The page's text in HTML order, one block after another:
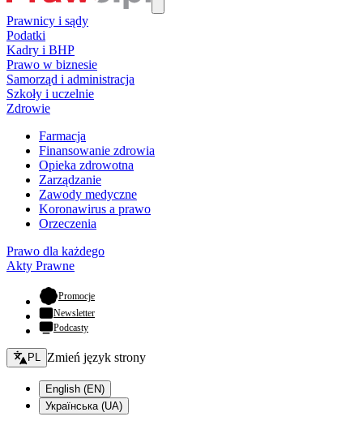
Prawnicy i sądy
Podatki
Kadry i BHP
Prawo w biznesie
Samorząd i administracja
Szkoły i uczelnie
Zdrowie
Farmacja
Finansowanie zdrowia
Opieka zdrowotna
Zarządzanie
Zawody medyczne
Koronawirus a prawo
Orzeczenia
Prawo dla każdego
Akty Prawne
Promocje- otwiera się w nowej karcie
Newsletter
Podcasty
Zmień język - bieżący:
PL Zmień język strony
English (EN)
Українська (UA)